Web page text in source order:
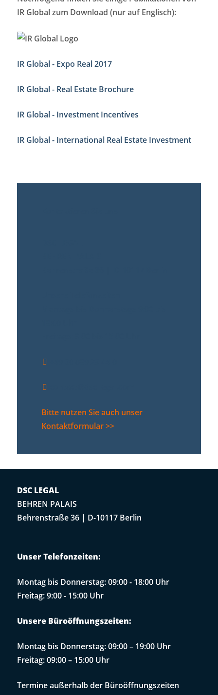
IR Global zum Download (nur auf Englisch):
IR Global - Expo Real 2017
IR Global - Real Estate Brochure
IR Global - Investment Incentives
IR Global - International Real Estate Investment
Bitte nutzen Sie auch unser
Kontaktformular >>
DSC LEGAL
BEHREN PALAIS
Behrenstraße 36 | D-10117 Berlin
Unser Telefonzeiten:
Montag bis Donnerstag: 09:00 - 18:00 Uhr
Freitag: 9:00 - 15:00 Uhr
Unsere Büroöffnungszeiten:
Montag bis Donnerstag: 09:00 – 19:00 Uhr
Freitag: 09:00 – 15:00 Uhr
Termine außerhalb der Büroöffnungszeiten